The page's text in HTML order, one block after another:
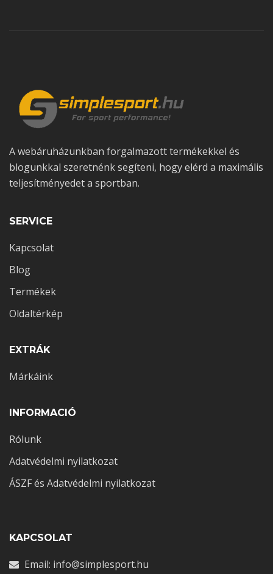
Bélrendszerre
Helyreállásért
A webáruházunkban forgalmazott termékekkel és
blogunkkal szeretnénk segíteni, hogy elérd a maximális
teljesítményedet a sportban.
SERVICE
Kapcsolat
Blog
Termékek
Oldaltérkép
EXTRÁK
Márkáink
INFORMACIÓ
Rólunk
Adatvédelmi nyilatkozat
ÁSZF és Adatvédelmi nyilatkozat
KAPCSOLAT
Email: info@simplesport.hu